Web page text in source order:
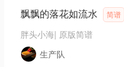
飘飘的落花如流水 简谱
胖头小海| 原版简谱
生产队